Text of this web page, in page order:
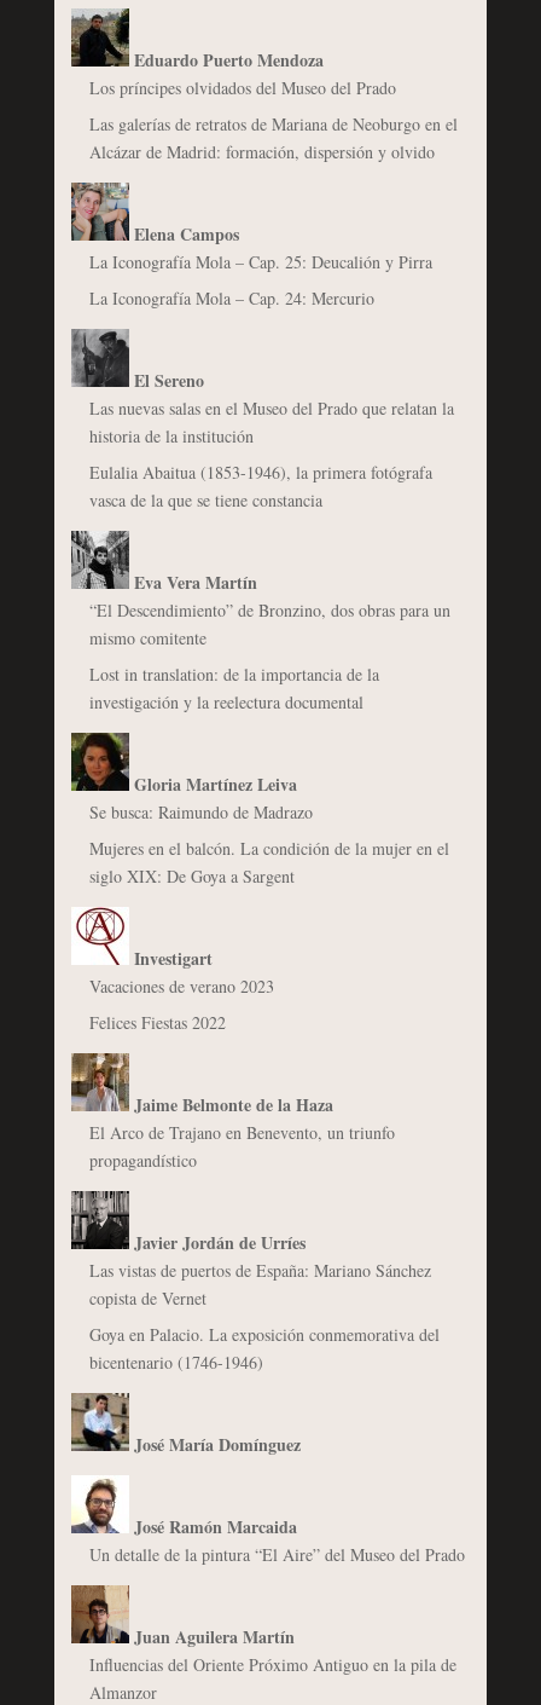
Eduardo Puerto Mendoza
Los príncipes olvidados del Museo del Prado
Las galerías de retratos de Mariana de Neoburgo en el
Alcázar de Madrid: formación, dispersión y olvido
Elena Campos
La Iconografía Mola – Cap. 25: Deucalión y Pirra
La Iconografía Mola – Cap. 24: Mercurio
El Sereno
Las nuevas salas en el Museo del Prado que relatan la
historia de la institución
Eulalia Abaitua (1853-1946), la primera fotógrafa
vasca de la que se tiene constancia
Eva Vera Martín
“El Descendimiento” de Bronzino, dos obras para un
mismo comitente
Lost in translation: de la importancia de la
investigación y la reelectura documental
Gloria Martínez Leiva
Se busca: Raimundo de Madrazo
Mujeres en el balcón. La condición de la mujer en el
siglo XIX: De Goya a Sargent
Investigart
Vacaciones de verano 2023
Felices Fiestas 2022
Jaime Belmonte de la Haza
El Arco de Trajano en Benevento, un triunfo
propagandístico
Javier Jordán de Urríes
Las vistas de puertos de España: Mariano Sánchez
copista de Vernet
Goya en Palacio. La exposición conmemorativa del
bicentenario (1746-1946)
José María Domínguez
José Ramón Marcaida
Un detalle de la pintura “El Aire” del Museo del Prado
Juan Aguilera Martín
Influencias del Oriente Próximo Antiguo en la pila de
Almanzor